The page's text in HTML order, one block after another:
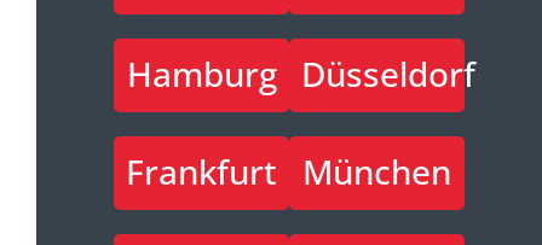
Hamburg Düsseldorf
Frankfurt München